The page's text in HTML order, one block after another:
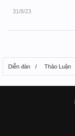
31/8/23
Diễn đàn Thảo Luận